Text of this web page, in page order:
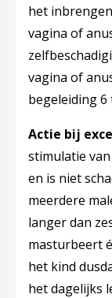
het
vagina of
vagina of
begeleiding 6
Actie bij
stimulatie
en is niet
meerdere
langer dan
masturbeert
het kind
het dagelijks